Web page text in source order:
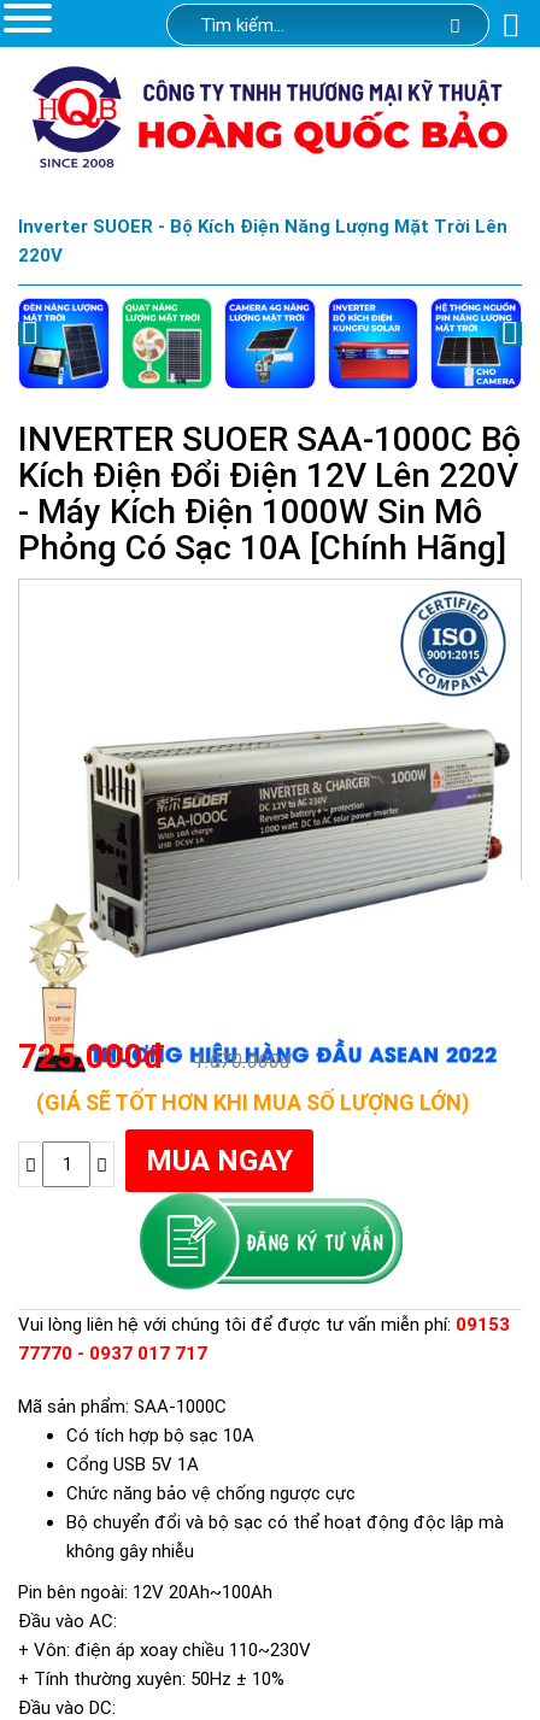
Inverter SUOER - Bộ Kích Điện Năng Lượng Mặt Trời Lên
220V
INVERTER SUOER SAA-1000C Bộ
Kích Điện Đổi Điện 12V Lên 220V
- Máy Kích Điện 1000W Sin Mô
Phỏng Có Sạc 10A [Chính Hãng]
725.000đ 1.070.000đ
(GIÁ SẼ TỐT HƠN KHI MUA SỐ LƯỢNG LỚN)
Vui lòng liên hệ với chúng tôi để được tư vấn miễn phí: 09153
77770 - 0937 017 717
Mã sản phẩm: SAA-1000C
Có tích hợp bộ sạc 10A
Cổng USB 5V 1A
Chức năng bảo vệ chống ngược cực
Bộ chuyển đổi và bộ sạc có thể hoạt động độc lập mà
không gây nhiễu
Pin bên ngoài: 12V 20Ah~100Ah
Đầu vào AC:
+ Vôn: điện áp xoay chiều 110~230V
+ Tính thường xuyên: 50Hz ± 10%
Đầu vào DC: